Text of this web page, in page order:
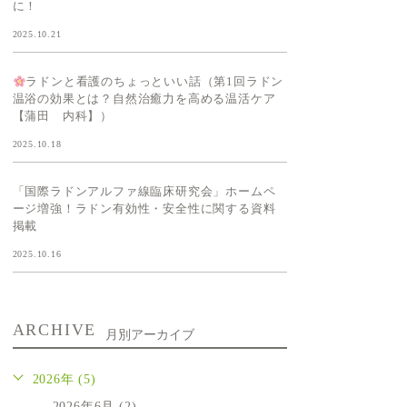
に！
2025.10.21
ラドンと看護のちょっといい話（第1回ラドン
温浴の効果とは？自然治癒力を高める温活ケア
【蒲田 内科】）
2025.10.18
「国際ラドンアルファ線臨床研究会」ホームペ
ージ増強！ラドン有効性・安全性に関する資料
掲載
2025.10.16
ARCHIVE 月別アーカイブ
2026年 (5)